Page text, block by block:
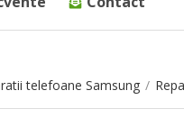
telefoane Samsung /